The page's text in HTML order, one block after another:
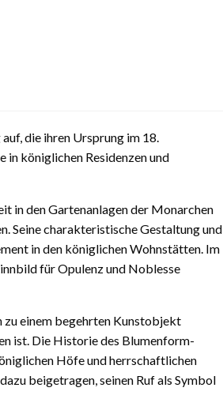
die ihren Ursprung im 18.
in königlichen Residenzen und
in den Gartenanlagen der Monarchen
Seine charakteristische Gestaltung und
in den königlichen Wohnstätten. Im
für Opulenz und Noblesse
zu einem begehrten Kunstobjekt
ist. Die Historie des Blumenform-
Höfe und herrschaftlichen
beigetragen, seinen Ruf als Symbol